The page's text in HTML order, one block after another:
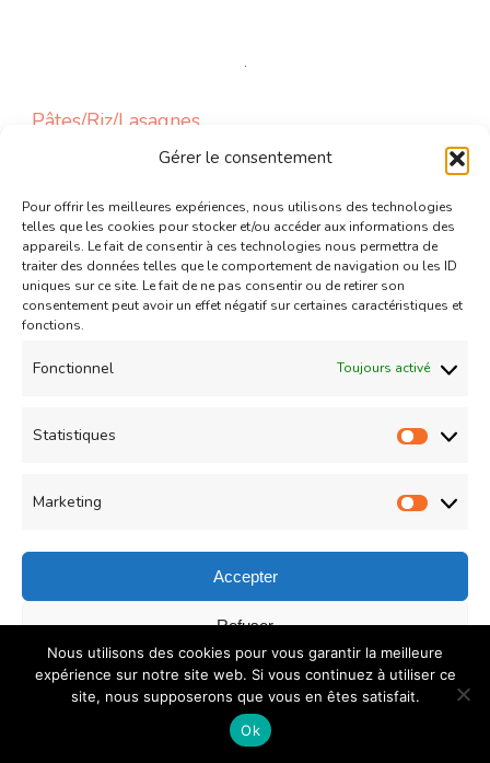
Gérer le consentement
Pour offrir les meilleures expériences, nous utilisons des technologies
telles que les cookies pour stocker et/ou accéder aux informations des
appareils. Le fait de consentir à ces technologies nous permettra de
traiter des données telles que le comportement de navigation ou les ID
uniques sur ce site. Le fait de ne pas consentir ou de retirer son
consentement peut avoir un effet négatif sur certaines caractéristiques et
fonctions.
Fonctionnel Toujours activé
Statistiques
Marketing
Accepter
Refuser
Enregistrer les préférences
Politique de confidentialité
Pâtes/Riz/Lasagnes
Couronne de riz et viande hachée
Updated on28/07/2013
Updated on
Nous utilisons des cookies pour vous garantir la meilleure
expérience sur notre site web. Si vous continuez à utiliser ce
site, nous supposerons que vous en êtes satisfait.
Ok